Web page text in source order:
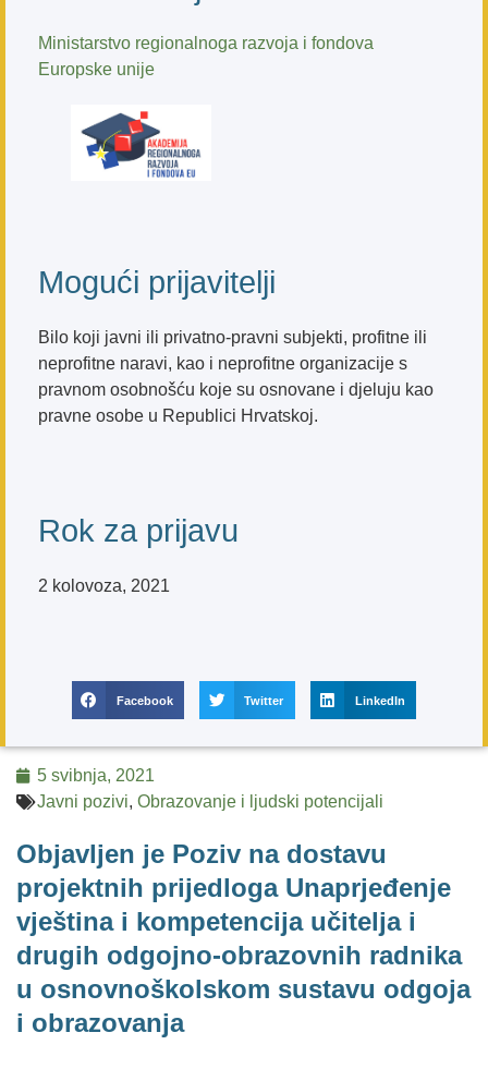
Ministarstvo regionalnoga razvoja i fondova
Europske unije
Mogući prijavitelji
Bilo koji javni ili privatno-pravni subjekti, profitne ili
neprofitne naravi, kao i neprofitne organizacije s
pravnom osobnošću koje su osnovane i djeluju kao
pravne osobe u Republici Hrvatskoj.
Rok za prijavu
2 kolovoza, 2021
Facebook Twitter LinkedIn
5 svibnja, 2021
Javni pozivi, Obrazovanje i ljudski potencijali
Objavljen je Poziv na dostavu
projektnih prijedloga Unaprjeđenje
vještina i kompetencija učitelja i
drugih odgojno-obrazovnih radnika
u osnovnoškolskom sustavu odgoja
i obrazovanja